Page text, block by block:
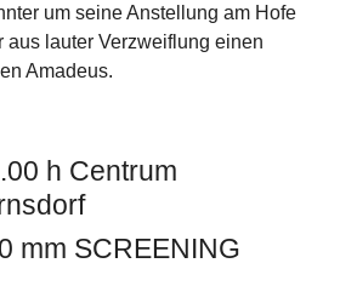
um seine Anstellung am Hofe
aus lauter Verzweiflung einen
Amadeus.
h Centrum
mm SCREENING